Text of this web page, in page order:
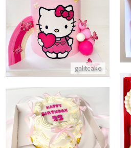
galitcake
התקשר/י
עוגת יום הולדת